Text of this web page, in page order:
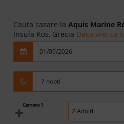
Cauta cazare la Aquis Marine
Insula Kos, Grecia Daca vrei sa
Camera 1